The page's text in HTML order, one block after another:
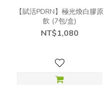
【賦活PDRN】極光煥白膠原
飲 (7包/盒)
NT$1,080